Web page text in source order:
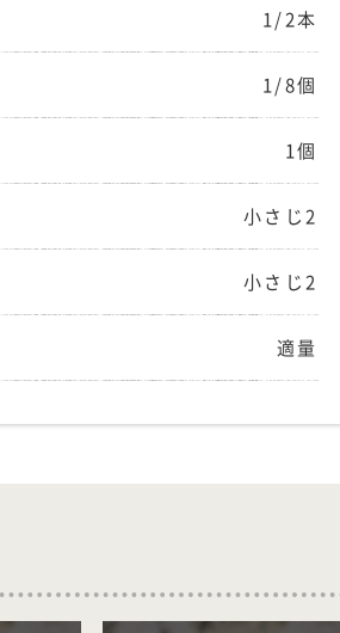
1/2本
1/8個
1個
小さじ2
小さじ2
適量